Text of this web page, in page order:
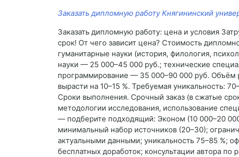
Заказать дипломную работу Княгининский
Заказать дипломную работу: цена и условия
срок! От чего зависит цена? Стоимость
гуманитарные науки (история, филология,
науки — 25 000–45 000 руб.; технические
программирование — 35 000–90 000 руб.
вырасти на 10–15 %. Требуемая уникальность:
Сроки выполнения. Срочный заказ (в сжатые
методологии исследования, использование
— подберите подходящий: Эконом (10 000–20
минимальный набор источников (20–30);
актуальными данными; уникальность 75–85 %;
бесплатных доработок; консультации автора